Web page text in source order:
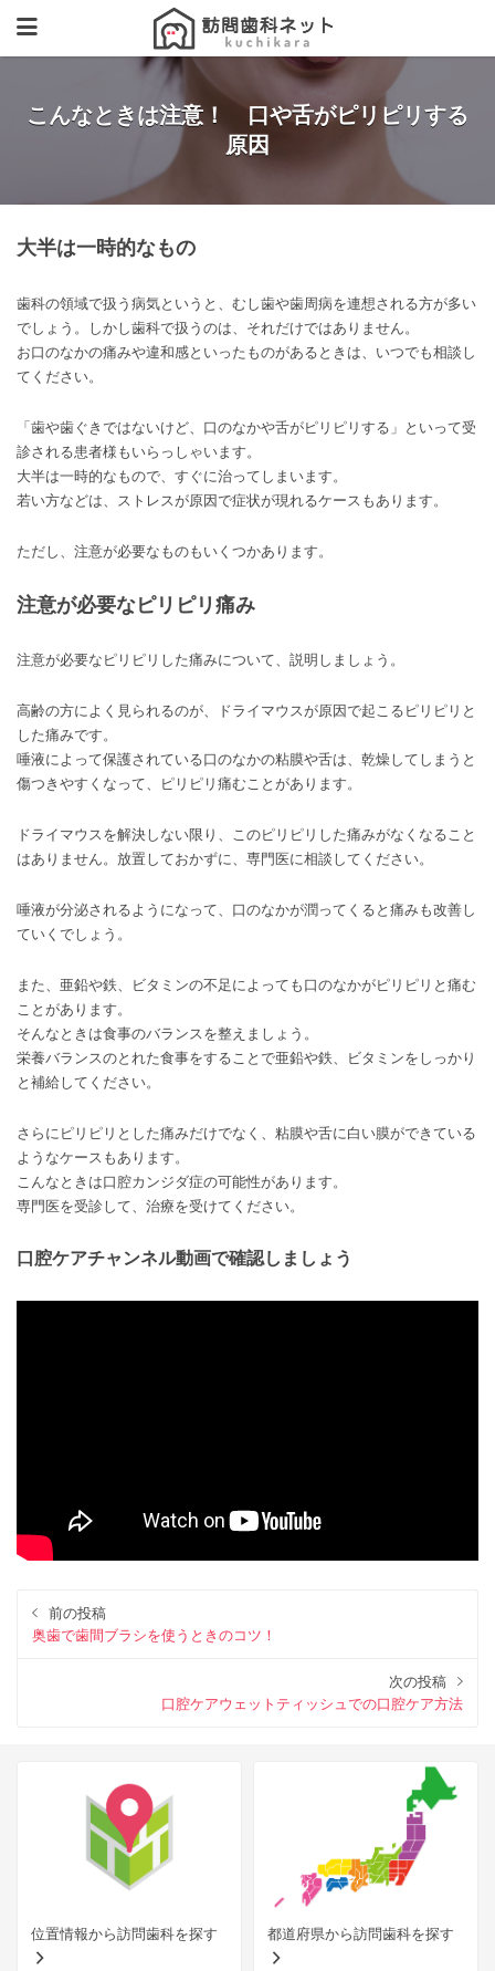
こんなときは注意！ 口や舌がピリピリする
原因
大半は一時的なもの
歯科の領域で扱う病気というと、むし歯や歯周病を連想される方が多い
でしょう。しかし歯科で扱うのは、それだけではありません。
お口のなかの痛みや違和感といったものがあるときは、いつでも相談し
てください。
「歯や歯ぐきではないけど、口のなかや舌がピリピリする」といって受
診される患者様もいらっしゃいます。
大半は一時的なもので、すぐに治ってしまいます。
若い方などは、ストレスが原因で症状が現れるケースもあります。
ただし、注意が必要なものもいくつかあります。
注意が必要なピリピリ痛み
注意が必要なピリピリした痛みについて、説明しましょう。
高齢の方によく見られるのが、ドライマウスが原因で起こるピリピリと
した痛みです。
唾液によって保護されている口のなかの粘膜や舌は、乾燥してしまうと
傷つきやすくなって、ピリピリ痛むことがあります。
ドライマウスを解決しない限り、このピリピリした痛みがなくなること
はありません。放置しておかずに、専門医に相談してください。
唾液が分泌されるようになって、口のなかが潤ってくると痛みも改善し
ていくでしょう。
また、亜鉛や鉄、ビタミンの不足によっても口のなかがピリピリと痛む
ことがあります。
そんなときは食事のバランスを整えましょう。
栄養バランスのとれた食事をすることで亜鉛や鉄、ビタミンをしっかり
と補給してください。
さらにピリピリとした痛みだけでなく、粘膜や舌に白い膜ができている
ようなケースもあります。
こんなときは口腔カンジダ症の可能性があります。
専門医を受診して、治療を受けてください。
口腔ケアチャンネル動画で確認しましょう
前の投稿
奥歯で歯間ブラシを使うときのコツ！
次の投稿
口腔ケアウェットティッシュでの口腔ケア方法
位置情報から訪問歯科を探す 都道府県から訪問歯科を探す